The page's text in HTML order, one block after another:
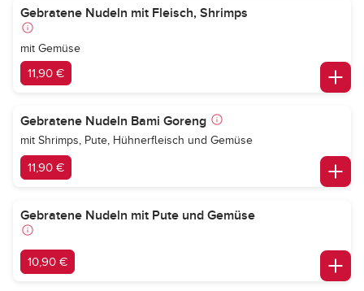
Gebratene Nudeln mit Fleisch, Shrimps
mit Gemüse
11,90 €
Gebratene Nudeln Bami Goreng
mit Shrimps, Pute, Hühnerfleisch und Gemüse
11,90 €
Gebratene Nudeln mit Pute und Gemüse
10,90 €